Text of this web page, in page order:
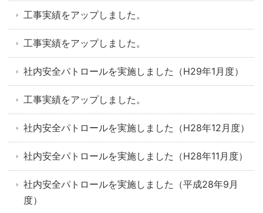
工事実績をアップしました。
工事実績をアップしました。
社内安全パトロールを実施しました（H29年1月度）
工事実績をアップしました。
社内安全パトロールを実施しました（H28年12月度）
社内安全パトロールを実施しました（H28年11月度）
社内安全パトロールを実施しました（平成28年9月
度）